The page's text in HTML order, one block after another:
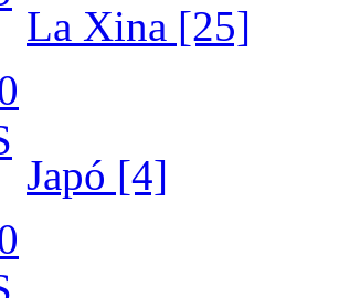
La Xina [25]
Japó [4]